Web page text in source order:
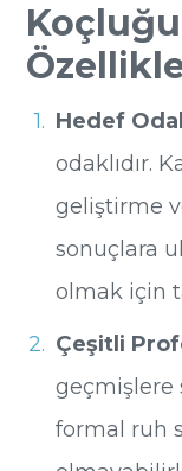
Hedef
odaklıdır.
geliştirme
sonuçlara
olmak için
Çeşitli
geçmişlere
formal ruh